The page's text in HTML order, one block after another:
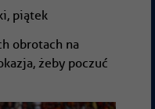
piątek
obrotach na
żeby poczuć